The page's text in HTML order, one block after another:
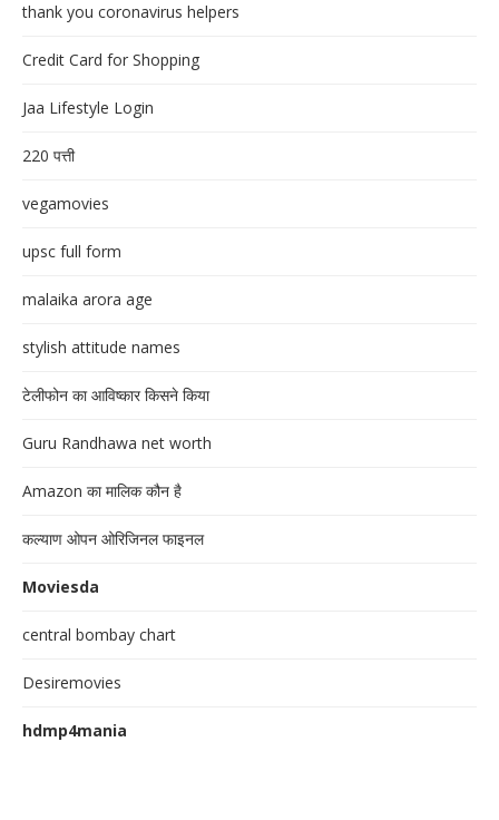
thank you coronavirus helpers
Credit Card for Shopping
Jaa Lifestyle Login
220 पत्ती
vegamovies
upsc full form
malaika arora age
stylish attitude names
टेलीफोन का आविष्कार किसने किया
Guru Randhawa net worth
Amazon का मालिक कौन है
कल्याण ओपन ओरिजिनल फाइनल
Moviesda
central bombay chart
Desiremovies
hdmp4mania